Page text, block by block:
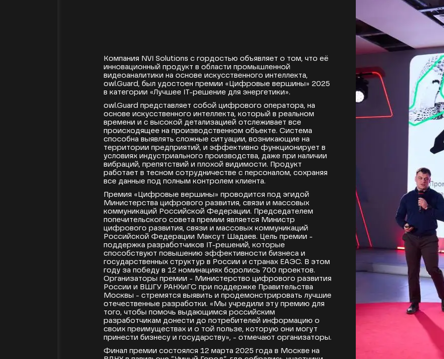
Компания NVI Solutions с гордостью объявляет о том, что её
инновационный продукт в области промышленной
видеоаналитики на основе искусственного интеллекта,
owl.Guard, был удостоен премии «Цифровые вершины» 2025
в категории «Лучшее IT-решение для энергетики».
owl.Guard представляет собой цифрового оператора, на
основе искусственного интеллекта, который в реальном
времени и с высокой детализацией отслеживает все
происходящее на производственном объекте. Система
способна выявлять сложные ситуации, возникающие на
территории предприятий, и эффективно функционирует в
условиях индустриального производства, даже при наличии
вибраций, препятствий и плохой видимости. Продукт
работает в тесном сотрудничестве с персоналом, сохраняя
все данные под полным контролем клиента.
Премия «Цифровые вершины» проводится под эгидой
Министерства цифрового развития, связи и массовых
коммуникаций Российской Федерации. Председателем
попечительского совета премии является Министр
цифрового развития, связи и массовых коммуникаций
Российской Федерации Максут Шадаев. Цель премии -
поддержка разработчиков IT-решений, которые
способствуют повышению эффективности бизнеса и
государственных структур в России и странах ЕАЭС. В этом
году за победу в 12 номинациях боролись 700 проектов.
Организаторы премии - Министерство цифрового развития
России и ВШГУ РАНХиГС при поддержке Правительства
Москвы - стремятся выявить и продемонстрировать лучшие
отечественные разработки. «Мы учредили эту премию для
того, чтобы помочь выдающимся российским
разработчикам донести до потребителей информацию о
своих преимуществах и о той пользе, которую они могут
принести бизнесу и государству», - отмечают организаторы.
Финал премии состоялся 12 марта 2025 года в Москве на